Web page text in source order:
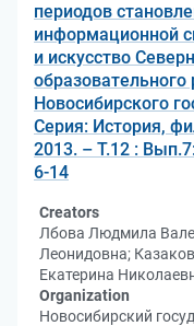
периодов
информационной
и искусство
образовательного
Новосибирского
Серия: История,
2013. – Т.12 :
6-14
Creators
Лбова Людмила
Леонидовна;
Екатерина
Organization
Новосибирский